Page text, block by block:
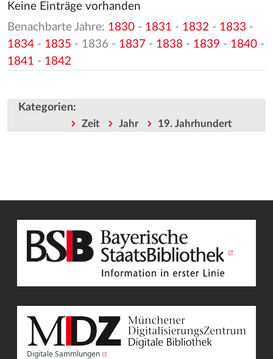
Keine Einträge vorhanden
Benachbarte Jahre: 1830 - 1831 - 1832 - 1833 -
1834 - 1835 - 1836 - 1837 - 1838 - 1839 - 1840 -
1841 - 1842
Kategorien:
Zeit Jahr 19. Jahrhundert
Digitale Sammlungen